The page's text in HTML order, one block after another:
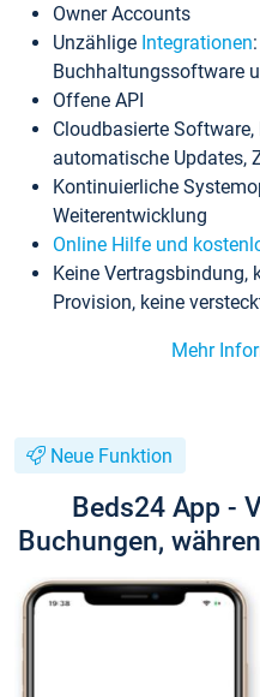
Owner Accounts
Unzählige Integrationen
Buchhaltungssoftware
Offene API
Cloudbasierte
automatische Updates,
Kontinuierliche
Weiterentwicklung
Online Hilfe und
Keine Vertragsbindung,
Provision, keine
Mehr
Neue Funktion
Beds24 App -
Buchungen,